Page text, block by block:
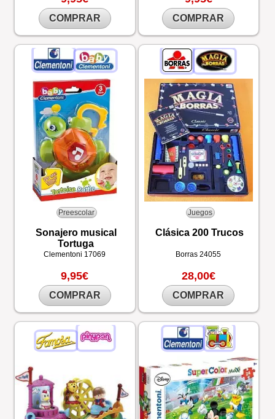
COMPRAR COMPRAR
Preescolar
Sonajero musical
Tortuga
Clementoni 17069
9,95€
COMPRAR
Juegos
Clásica 200 Trucos
Borras24055
28,00€
COMPRAR